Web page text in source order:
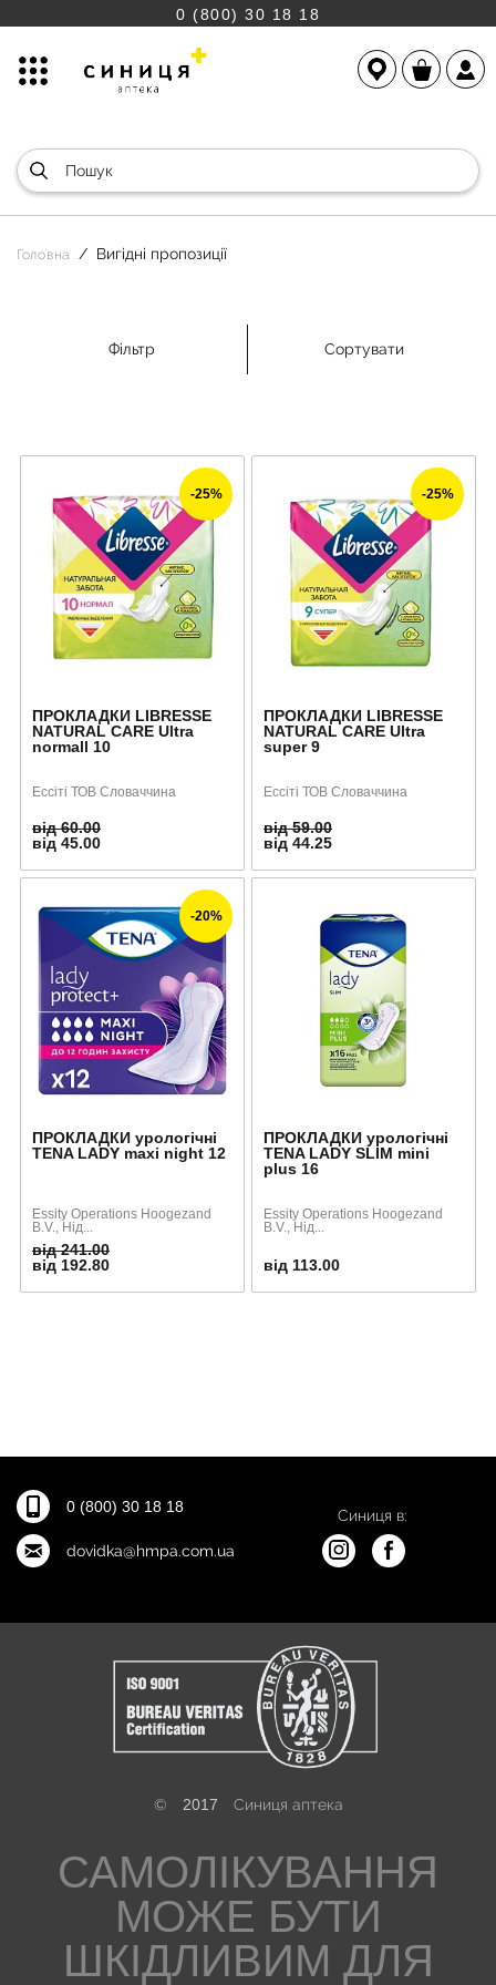
0 (800) 30 18 18
Головна Вигідні пропозиції
Фільтр Сортувати
-25%
ПРОКЛАДКИ LIBRESSE
NATURAL CARE Ultra
normall 10
Ессіті ТОВ Словаччина
від 60.00
від 45.00
-25%
ПРОКЛАДКИ LIBRESSE
NATURAL CARE Ultra
super 9
Ессіті ТОВ Словаччина
від 59.00
від 44.25
-20%
ПРОКЛАДКИ урологічні
TENA LADY maxi night 12
Essity Operations Hoogezand
B.V., Нід...
від 241.00
від 192.80
ПРОКЛАДКИ урологічні
TENA LADY SLIM mini
plus 16
Essity Operations Hoogezand
B.V., Нід...
від 113.00
0 (800) 30 18 18
dovidka@hmpa.com.ua
Синиця в:
© 2017 Синиця аптека
САМОЛІКУВАННЯ
МОЖЕ БУТИ
ШКІДЛИВИМ ДЛЯ